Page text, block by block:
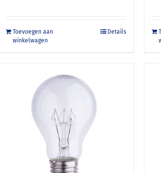
Toevoegen aan
winkelwagen
Details